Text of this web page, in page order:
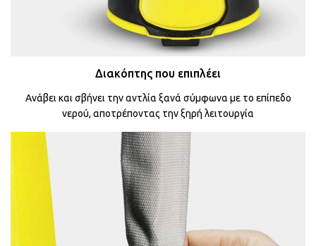
Διακόπτης που επιπλέει
Ανάβει και σβήνει την αντλία ξανά σύμφωνα με το επίπεδο
νερού, αποτρέποντας την ξηρή λειτουργία